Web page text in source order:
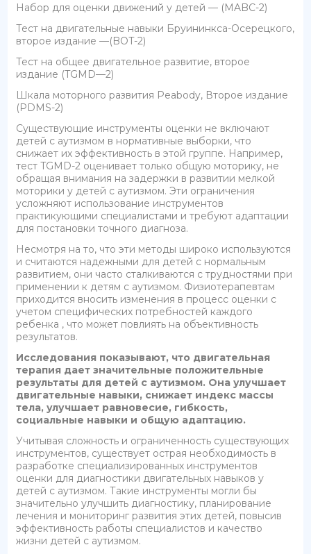
Набор для оценки движений у детей — (MABC-2)
Тест на двигательные навыки Бруининкса-Осерецкого,
второе издание —(BOT-2)
Тест на общее двигательное развитие, второе
издание (TGMD—2)
Шкала моторного развития Peabody, Второе издание
(PDMS-2)
Существующие инструменты оценки не включают
детей с аутизмом в нормативные выборки, что
снижает их эффективность в этой группе. Например,
тест TGMD-2 оценивает только общую моторику, не
обращая внимания на задержки в развитии мелкой
моторики у детей с аутизмом. Эти ограничения
усложняют использование инструментов
практикующими специалистами и требуют адаптации
для постановки точного диагноза.
Несмотря на то, что эти методы широко используются
и считаются надежными для детей с нормальным
развитием, они часто сталкиваются с трудностями при
применении к детям с аутизмом. Физиотерапевтам
приходится вносить изменения в процесс оценки с
учетом специфических потребностей каждого
ребенка , что может повлиять на объективность
результатов.
Исследования показывают, что двигательная
терапия дает значительные положительные
результаты для детей с аутизмом. Она улучшает
двигательные навыки, снижает индекс массы
тела, улучшает равновесие, гибкость,
социальные навыки и общую адаптацию.
Учитывая сложность и ограниченность существующих
инструментов, существует острая необходимость в
разработке специализированных инструментов
оценки для диагностики двигательных навыков у
детей с аутизмом. Такие инструменты могли бы
значительно улучшить диагностику, планирование
лечения и мониторинг развития этих детей, повысив
эффективность работы специалистов и качество
жизни детей с аутизмом.